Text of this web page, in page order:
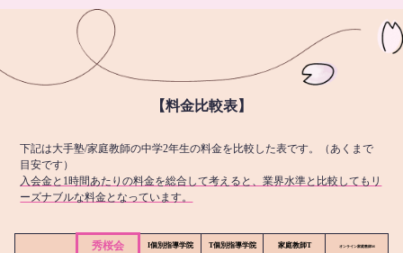
【料金比較表】
下記は大手塾/家庭教師の中学2年生の料金を比較した表です。（あくまで
目安です）
入会金と1時間あたりの料金を総合して考えると、業界水準と比較してもリ
ーズナブルな料金となっています。
秀桜会 I個別指導学院 T個別指導学院 家庭教師T オンライン家庭教師M